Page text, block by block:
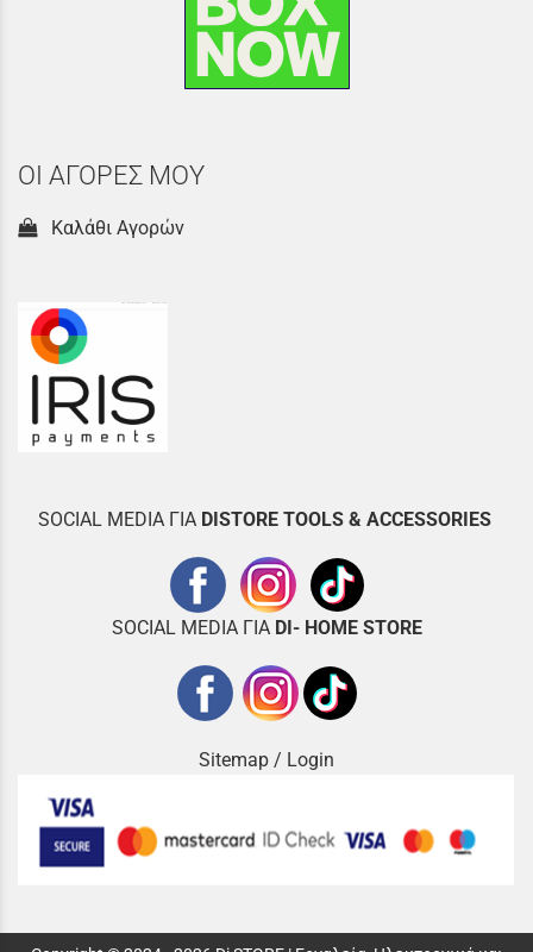
ΟΙ ΑΓΟΡΕΣ ΜΟΥ
Καλάθι Αγορών
SOCIAL MEDIA ΓΙΑ DISTORE TOOLS & ACCESSORIES
SOCIAL MEDIA ΓΙΑ DI- HOME STORE
Sitemap / Login